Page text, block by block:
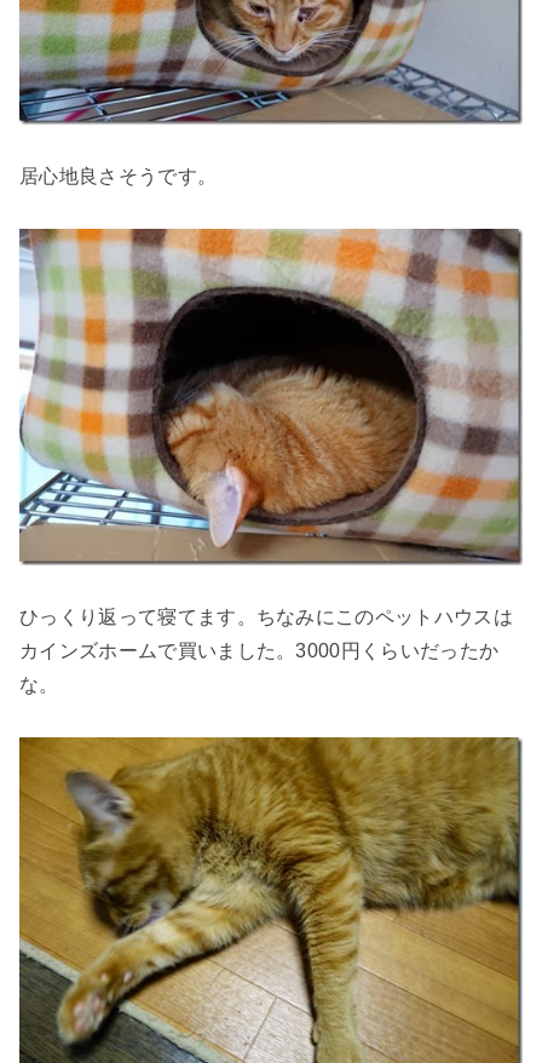
居心地良さそうです。
ひっくり返って寝てます。ちなみにこのペットハウスは
カインズホームで買いました。3000円くらいだったか
な。